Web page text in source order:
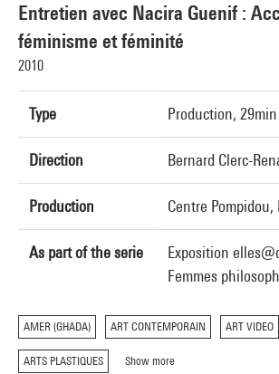
Entretien avec Nacira Guenif :
féminisme et féminité
2010
Type Production,
Direction Bernard Clerc-
Production Centre Pompidou,
As part of the serie
Exposition
Femmes
AMER (GHADA) ART CONTEMPORAIN ART VIDEO
ARTS PLASTIQUES Show more